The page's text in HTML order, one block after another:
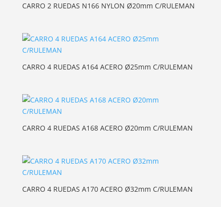
CARRO 2 RUEDAS N166 NYLON Ø20mm C/RULEMAN
CARRO 4 RUEDAS A164 ACERO Ø25mm C/RULEMAN
CARRO 4 RUEDAS A168 ACERO Ø20mm C/RULEMAN
CARRO 4 RUEDAS A170 ACERO Ø32mm C/RULEMAN